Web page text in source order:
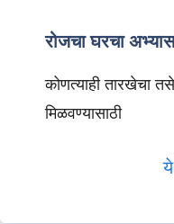
रोजचा घरचा
कोणत्याही तारखेचा
मिळवण्यासाठी